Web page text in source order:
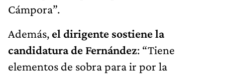
Cámpora”.
Además, el dirigente sostiene la
candidatura de Fernández: “Tiene
elementos de sobra para ir por la